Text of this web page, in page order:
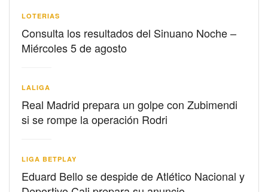
LOTERIAS
Consulta los resultados del Sinuano Noche –
Miércoles 5 de agosto
LALIGA
Real Madrid prepara un golpe con Zubimendi
si se rompe la operación Rodri
LIGA BETPLAY
Eduard Bello se despide de Atlético Nacional y